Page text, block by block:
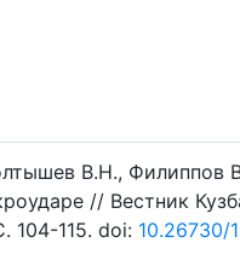
В.Н., Филиппов
// Вестник
104-115. doi: 10.26730/